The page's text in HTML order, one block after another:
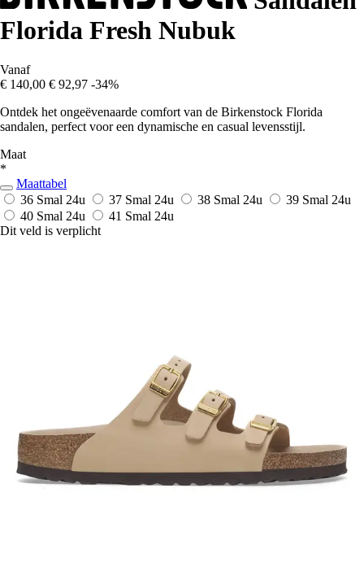
Florida Fresh Nubuk
Vanaf
€ 140,00 € 92,97 -34%
Ontdek het ongeëvenaarde comfort van de Birkenstock Florida
sandalen, perfect voor een dynamische en casual levensstijl.
Maat
*
Maattabel
36 Smal 24u 37 Smal 24u 38 Smal 24u 39 Smal 24u
40 Smal 24u 41 Smal 24u
Dit veld is verplicht